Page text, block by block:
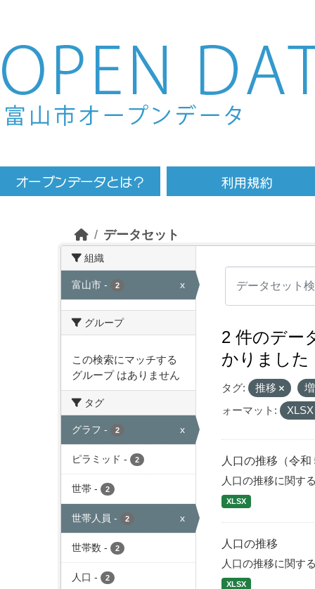
Skip to main content
データセット
組織
富山市 - 2 x
グループ
この検索にマッチする
グループ はありません
タグ
グラフ - 2 x
ピラミッド - 2
世帯 - 2
世帯人員 - 2 x
世帯数 - 2
人口 - 2
2 件のデー
かりました
タグ: 推移
ォーマット:
人口の推移（令和
人口の推移に関す
XLSX
人口の推移
人口の推移に関す
XLSX